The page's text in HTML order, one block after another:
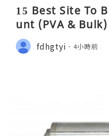
15 Best Site To
unt (PVA & Bulk)
fdhgtyi 4小時前